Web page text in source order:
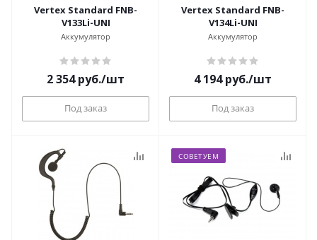
Vertex Standard FNB-
V133Li-UNI
Аккумулятор
2 354руб./шт
Под заказ
Vertex Standard FNB-
V134Li-UNI
Аккумулятор
4 194руб./шт
Под заказ
СОВЕТУЕМ